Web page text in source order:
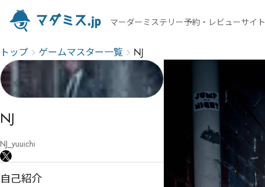
マーダーミステリー予約・レビューサイト
トップ ゲームマスター一覧 NJ
NJ
NJ_yuuichi
自己紹介